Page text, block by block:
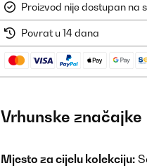
Proizvod nije dostupan na
Povrat u 14 dana
Vrhunske značajke
Mjesto za cijelu kolekciju: